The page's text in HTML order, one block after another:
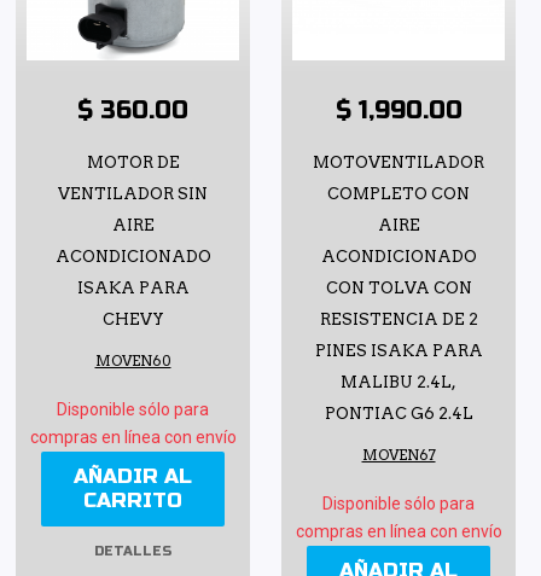
$ 360.00
MOTOR DE
VENTILADOR SIN
AIRE
ACONDICIONADO
ISAKA PARA
CHEVY
MOVEN60
Disponible sólo para
compras en línea con envío
AÑADIR AL
CARRITO
DETALLES
$ 1,990.00
MOTOVENTILADOR
COMPLETO CON
AIRE
ACONDICIONADO
CON TOLVA CON
RESISTENCIA DE 2
PINES ISAKA PARA
MALIBU 2.4L,
PONTIAC G6 2.4L
MOVEN67
Disponible sólo para
compras en línea con envío
AÑADIR AL